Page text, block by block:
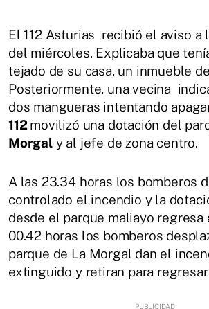
El 112 Asturias recibió el aviso a
del miércoles. Explicaba que
tejado de su casa, un inmueble
Posteriormente, una vecina
dos mangueras intentando
112movilizó una dotación del
Morgaly al jefe de zona centro.
A las 23.34 horas los bomberos
controlado el incendio y la
desde el parque maliayo regresa
00.42 horas los bomberos
parque de La Morgal dan el
extinguido y retiran para regresar